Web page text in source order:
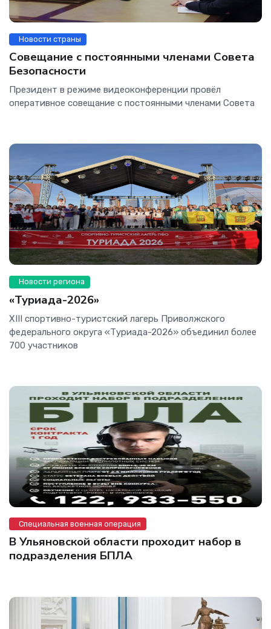
Новости страны
Совещание с постоянными членами Совета
Безопасности
Президент в режиме видеоконференции провёл
оперативное совещание с постоянными членами Совета
Новости региона
«Туриада-2026»
XIII спортивно-туристский лагерь Приволжского
федерального округа «Туриада-2026» объединил более
700 участников
Специальная военная операция
В Ульяновской области проходит набор в
подразделения БПЛА